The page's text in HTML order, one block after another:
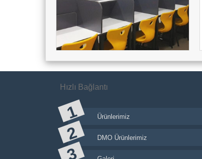
Hızlı Bağlantı
Ürünlerimiz
DMO Ürünlerimiz